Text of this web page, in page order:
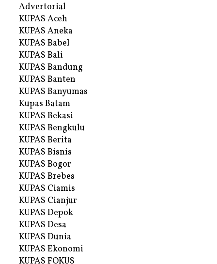
Advertorial
KUPAS Aceh
KUPAS Aneka
KUPAS Babel
KUPAS Bali
KUPAS Bandung
KUPAS Banten
KUPAS Banyumas
Kupas Batam
KUPAS Bekasi
KUPAS Bengkulu
KUPAS Berita
KUPAS Bisnis
KUPAS Bogor
KUPAS Brebes
KUPAS Ciamis
KUPAS Cianjur
KUPAS Depok
KUPAS Desa
KUPAS Dunia
KUPAS Ekonomi
KUPAS FOKUS